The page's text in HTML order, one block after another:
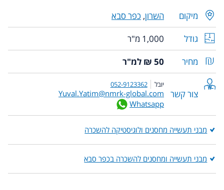
מיקום השרון, כפר סבא
גודל
1,000 מ"ר
מחיר
50 ₪ למ"ר
צור קשר
יובל 052-9123362
Yuval.Yatim@nmrk-global.com
Whatsapp
מבני תעשייה מחסנים ולוגיסטיקה להשכרה
מבני תעשייה ומחסנים להשכרה בכפר סבא